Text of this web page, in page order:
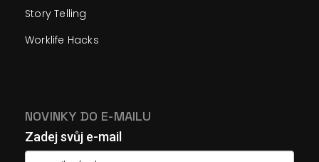
Story Telling
Worklife Hacks
NOVINKY DO E-MAILU
Zadej svůj e-mail